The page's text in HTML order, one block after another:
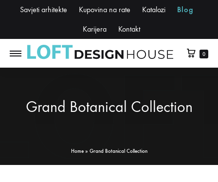
Savjeti arhitekte Kupovina na rate Katalozi Blog
Karijera Kontakt
0
Grand Botanical Collection
Home» Grand Botanical Collection